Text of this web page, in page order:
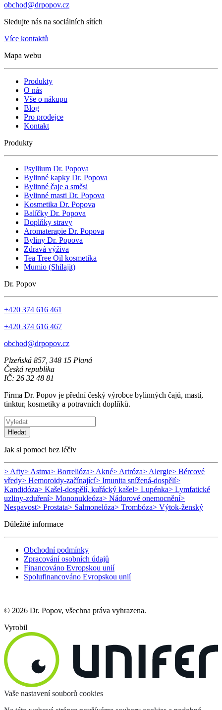
obchod@drpopov.cz
Sledujte nás na sociálních sítích
Více kontaktů
Mapa webu
Produkty
O nás
Vše o nákupu
Blog
Pro prodejce
Kontakt
Produkty
Psyllium Dr. Popova
Bylinné kapky Dr. Popova
Bylinné čaje a směsi
Bylinné masti Dr. Popova
Kosmetika Dr. Popova
Balíčky Dr. Popova
Doplňky stravy
Aromaterapie Dr. Popova
Byliny Dr. Popova
Zdravá výživa
Tea Tree Oil kosmetika
Mumio (Shilajit)
Dr. Popov
+420 374 616 461
+420 374 616 467
obchod@drpopov.cz
Plzeňská 857, 348 15 Planá
Česká republika
IČ: 26 32 48 81
Firma Dr. Popov je přední český výrobce bylinných čajů, mastí,
tinktur, kosmetiky a potravních doplňků.
Hledat
Jak si pomoci bez léčiv
> Afty> Astma> Borrelióza> Akné> Artróza> Alergie> Bércové
vředy> Hemoroidy-začínající> Imunita snížená-dospělí>
Kandidóza> Kašel-dospělí, kuřácký kašel> Lupénka> Lymfatické
uzliny-zduření> Mononukleóza> Nádorové onemocnění>
Nespavost> Prostata> Salmonelóza> Trombóza> Výtok-ženský
Důležité informace
Obchodní podmínky
Zpracování osobních údajů
Financováno Evropskou unií
Spolufinancováno Evropskou unií
© 2026 Dr. Popov, všechna práva vyhrazena.
Vyrobil
Vaše nastavení souborů cookies